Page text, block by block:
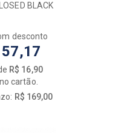
BLACK
desconto
R$ 16,90
cartão.
R$ 169,00